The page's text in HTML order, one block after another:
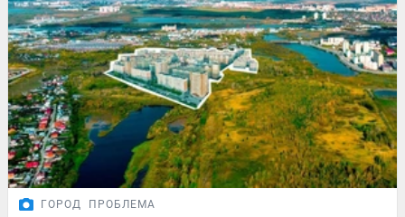
ГОРОД ПРОБЛЕМА